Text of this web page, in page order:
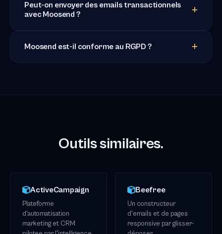
Peut-on envoyer des emails transactionnels
avec Moosend ?
Moosend est-il conforme au RGPD ?
Outils similaires.
ActiveCampaign
Plateforme
d'automatisation
marketing et CRM
Beefree
Un constructeur
d'emails et de pages
responsive par glisser-